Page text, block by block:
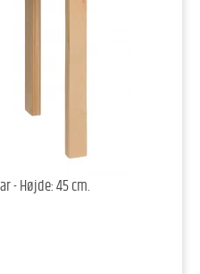
- Højde: 45 cm.